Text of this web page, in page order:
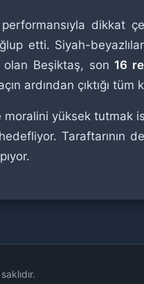
dikkat
etti. Siyah-
olan Beşiktaş, son 16
ardından çıktığı
yüksek tutmak
Taraftarının